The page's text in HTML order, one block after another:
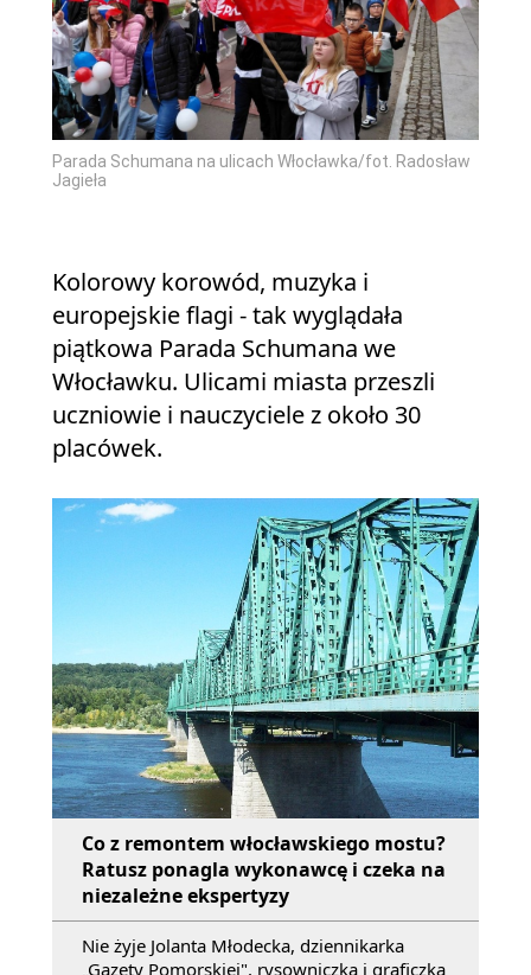
Parada Schumana na ulicach Włocławka/fot. Radosław
Jagieła
Kolorowy korowód, muzyka i
europejskie flagi - tak wyglądała
piątkowa Parada Schumana we
Włocławku. Ulicami miasta przeszli
uczniowie i nauczyciele z około 30
placówek.
Co z remontem włocławskiego mostu?
Ratusz ponagla wykonawcę i czeka na
niezależne ekspertyzy
Nie żyje Jolanta Młodecka, dziennikarka
„Gazety Pomorskiej", rysowniczka i graficzka